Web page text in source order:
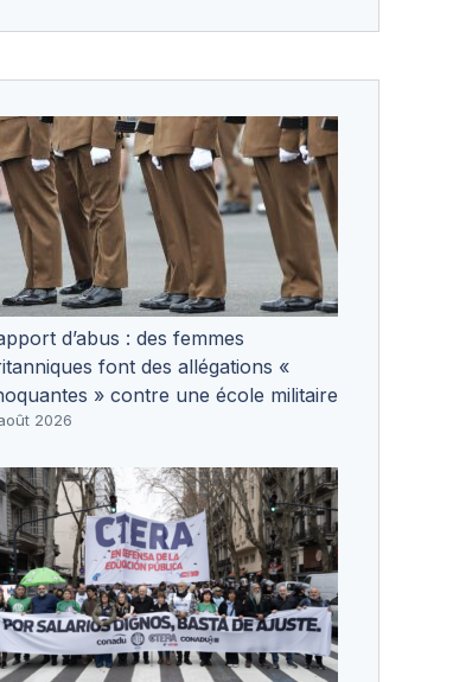
d’abus : des femmes
font des allégations «
» contre une école militaire
2026